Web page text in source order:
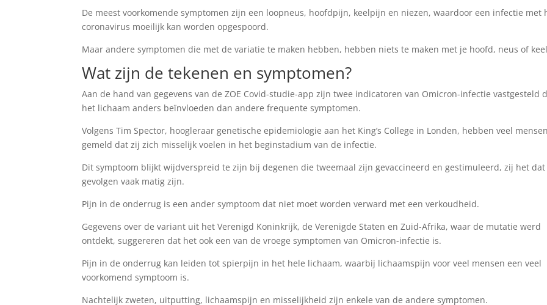
De meest voorkomende symptomen zijn een loopneus, hoofdpijn, keelpijn en niezen, waardoor een infectie met
coronavirus moeilijk kan worden opgespoord.
Maar andere symptomen die met de variatie te maken hebben, hebben niets te maken met je hoofd, neus of
Wat zijn de tekenen en symptomen?
Aan de hand van gegevens van de ZOE Covid-studie-app zijn twee indicatoren van Omicron-infectie vastgesteld
het lichaam anders beïnvloeden dan andere frequente symptomen.
Volgens Tim Spector, hoogleraar genetische epidemiologie aan het King’s College in Londen, hebben veel mensen
gemeld dat zij zich misselijk voelen in het beginstadium van de infectie.
Dit symptoom blijkt wijdverspreid te zijn bij degenen die tweemaal zijn gevaccineerd en gestimuleerd, zij het dat
gevolgen vaak matig zijn.
Pijn in de onderrug is een ander symptoom dat niet moet worden verward met een verkoudheid.
Gegevens over de variant uit het Verenigd Koninkrijk, de Verenigde Staten en Zuid-Afrika, waar de mutatie werd
ontdekt, suggereren dat het ook een van de vroege symptomen van Omicron-infectie is.
Pijn in de onderrug kan leiden tot spierpijn in het hele lichaam, waarbij lichaamspijn voor veel mensen een veel
voorkomend symptoom is.
Nachtelijk zweten, uitputting, lichaamspijn en misselijkheid zijn enkele van de andere symptomen.